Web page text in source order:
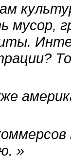
мусор,
»